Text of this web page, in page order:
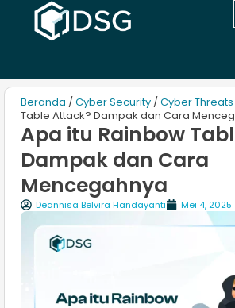
Beranda / Cyber Security / Cyber Threats
Table Attack? Dampak dan Cara
Apa itu Rainbow
Dampak dan Cara
Mencegahnya
Deannisa Belvira Handayanti Mei 4, 2025